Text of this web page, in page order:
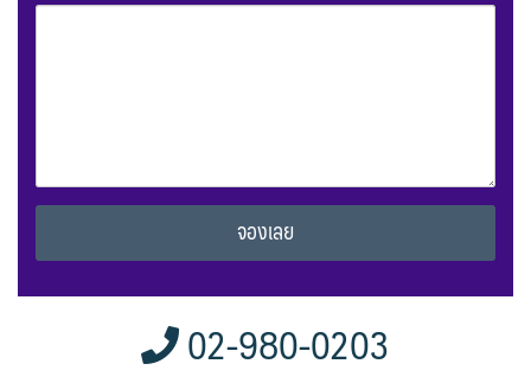
Alternative:
02-980-0203